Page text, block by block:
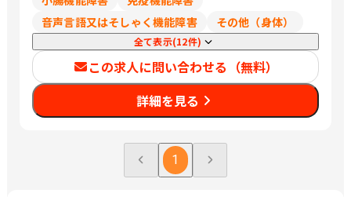
音声言語又はそしゃく機能障害
その他（身体）
全て表示(12件)
この求人に問い合わせる（無料）
詳細を見る
1